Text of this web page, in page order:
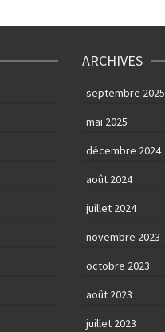
ARCHIVES
septembre 2025
mai 2025
décembre 2024
août 2024
juillet 2024
novembre 2023
octobre 2023
août 2023
juillet 2023